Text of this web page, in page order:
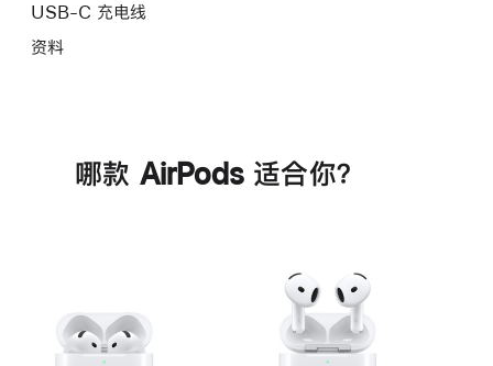
USB-C 充电线
资料
哪款 AirPods 适合你？